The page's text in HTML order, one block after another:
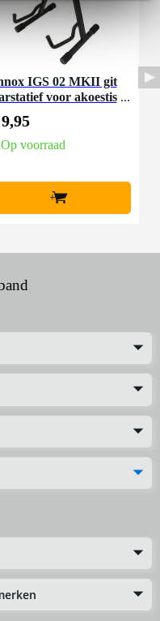
IGS 02 MKII git
voor akoestis
Op voorraad
+